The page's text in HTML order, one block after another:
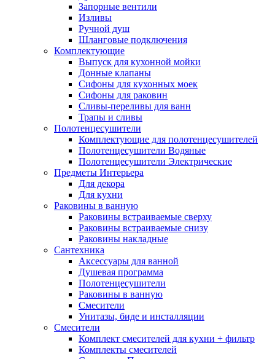
Запорные вентили
Изливы
Ручной душ
Шланговые подключения
Комплектующие
Выпуск для кухонной мойки
Донные клапаны
Сифоны для кухонных моек
Сифоны для раковин
Сливы-переливы для ванн
Трапы и сливы
Полотенцесушители
Комплектующие для полотенцесушителей
Полотенцесушители Водяные
Полотенцесушители Электрические
Предметы Интерьера
Для декора
Для кухни
Раковины в ванную
Раковины встраиваемые сверху
Раковины встраиваемые снизу
Раковины накладные
Сантехника
Аксессуары для ванной
Душевая программа
Полотенцесушители
Раковины в ванную
Смесители
Унитазы, биде и инсталляции
Смесители
Комплект смесителей для кухни + фильтр
Комплекты смесителей